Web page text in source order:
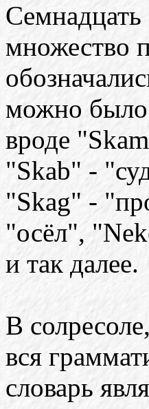
множество
можно было
вроде
"Skab" -
"Skag" -
"осёл",
и так далее.
В
вся
словарь